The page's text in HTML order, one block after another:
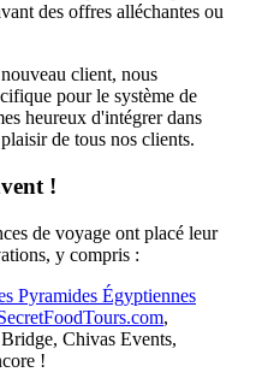
des offres alléchantes ou
client, nous
pour le système de
heureux d'intégrer dans
de tous nos clients.
!
de voyage ont placé leur
y compris :
Pyramides Égyptiennes
,
Chivas Events,
!